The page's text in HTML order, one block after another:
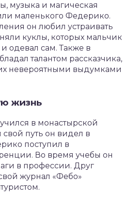
музыка и магическая
маленького Федерико.
он любил устраивать
куклы, которых мальчик
одевал сам. Также в
талантом рассказчика,
невероятными выдумками
жизнь
в монастырской
путь он видел в
поступил в
Во время учебы он
в профессии. Друг
журнал «Фебо»